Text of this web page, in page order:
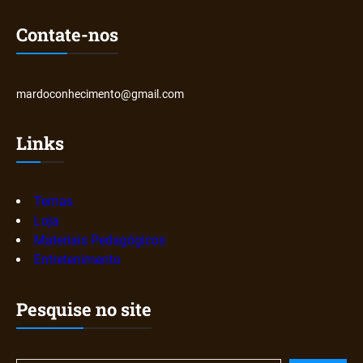
Contate-nos
mardoconhecimento@gmail.com
Links
Temas
Loja
Materiais Pedagógicos
Entretenimento
Pesquise no site